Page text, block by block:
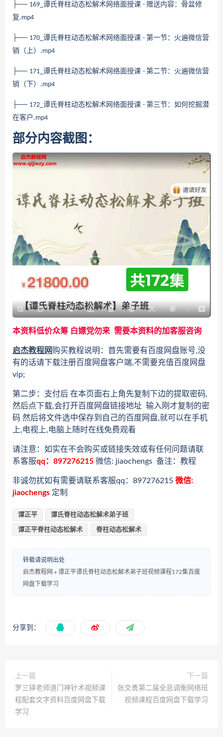
├── 169_ 谭氏脊柱动态松解术网络面授课 - 赠送内容：骨盆修
复 .mp4
├── 170_ 谭氏脊柱动态松解术网络面授课 - 第一节：火遍微信营
销（上） .mp4
├── 171_ 谭氏脊柱动态松解术网络面授课 - 第二节：火遍微信营
销（下） .mp4
├── 172_ 谭氏脊柱动态松解术网络面授课 - 第三节：如何挖掘潜
在客户 .mp4
部分内容截图：
本资料低价众筹 白嫖党勿来 需要本资料的加客服咨询
启杰教程网购买教程说明：首先需要有百度网盘账号,没
有的话请下载注册百度网盘客户端,不需要充值百度网盘
vip;
第二步：支付后 在本页面右上角先复制下边的提取密码,
然后点下载,会打开百度网盘链接地址 输入刚才复制的密
码 然后将文件选中保存到自己的百度网盘,就可以在手机
上,电视上,电脑上随时在线免费观看
请注意：如实在不会购买或链接失效或有任何问题请联
系客服qq：897276215 微信: jiaochengs 备注：教程
非诚勿扰如有需要请联系客服qq：897276215 微信:
jiaochengs 定制
谭正平 谭氏脊柱动态松解术弟子班
谭正平脊柱动态松解术 脊柱动态松解术
转载请说明出处
启杰教程网 » 谭正平谭氏脊柱动态松解术弟子班视频课程172集百度
网盘下载学习
分享到：
上一篇
罗三铎老师道门神针术视频课
程配套文字资料百度网盘下载
学习
下一篇
张文勇第二届全息调衡网络班
视频课程百度网盘下载学习